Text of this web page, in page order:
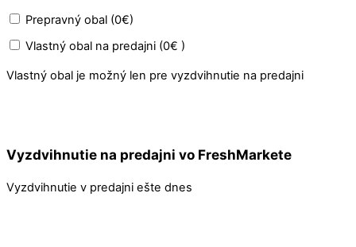
Prepravný obal (0€)
Vlastný obal na predajni (0€ )
Vlastný obal je možný len pre vyzdvihnutie na predajni
Vyzdvihnutie na predajni vo FreshMarkete
Vyzdvihnutie v predajni ešte dnes